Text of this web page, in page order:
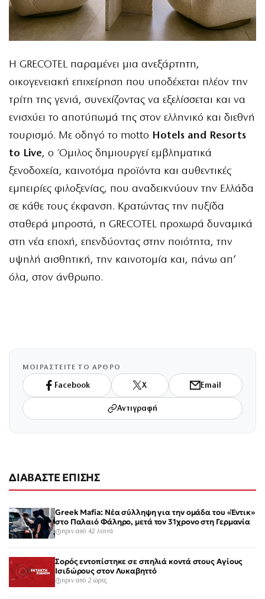
Η GRECOTEL παραμένει μια ανεξάρτητη,
οικογενειακή επιχείρηση που υποδέχεται πλέον την
τρίτη της γενιά, συνεχίζοντας να εξελίσσεται και να
ενισχύει το αποτύπωμά της στον ελληνικό και διεθνή
τουρισμό. Με οδηγό το motto Hotels and Resorts
to Live, ο Όμιλος δημιουργεί εμβληματικά
ξενοδοχεία, καινοτόμα προϊόντα και αυθεντικές
εμπειρίες φιλοξενίας, που αναδεικνύουν την Ελλάδα
σε κάθε τους έκφανση. Κρατώντας την πυξίδα
σταθερά μπροστά, η GRECOTEL προχωρά δυναμικά
στη νέα εποχή, επενδύοντας στην ποιότητα, την
υψηλή αισθητική, την καινοτομία και, πάνω απ’
όλα, στον άνθρωπο.
ΜΟΙΡΑΣΤΕΙΤΕ ΤΟ ΑΡΘΡΟ
Facebook X Email
Αντιγραφή
ΔΙΑΒΑΣΤΕ ΕΠΙΣΗΣ
Greek Mafia: Νέα σύλληψη για την ομάδα του «Έντικ»
στο Παλαιό Φάληρο, μετά τον 31χρονο στη Γερμανία
πριν από 42 λεπτά
Σορός εντοπίστηκε σε σπηλιά κοντά στους Αγίους
Ισιδώρους στον Λυκαβηττό
πριν από 2 ώρες